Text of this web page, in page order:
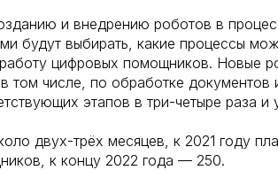
и внедрению роботов в
будут выбирать, какие процессы
цифровых помощников. Новые
том числе, по обработке документов
этапов в три-четыре раза и
двух-трёх месяцев, к 2021 году
к концу 2022 года — 250.